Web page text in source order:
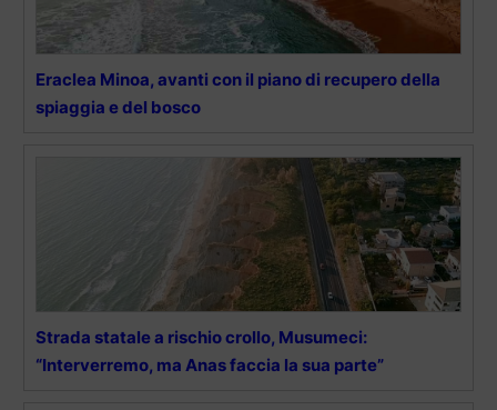
Eraclea Minoa, avanti con il piano di recupero della
spiaggia e del bosco
Strada statale a rischio crollo, Musumeci:
“Interverremo, ma Anas faccia la sua parte”